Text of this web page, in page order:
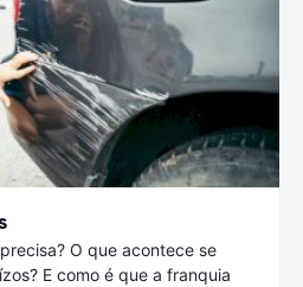
O que acontece se
E como é que a franquia